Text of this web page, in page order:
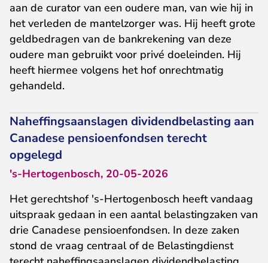
aan de curator van een oudere man, van wie hij in
het verleden de mantelzorger was. Hij heeft grote
geldbedragen van de bankrekening van deze
oudere man gebruikt voor privé doeleinden. Hij
heeft hiermee volgens het hof onrechtmatig
gehandeld.
Naheffingsaanslagen dividendbelasting aan
Canadese pensioenfondsen terecht
opgelegd
's-Hertogenbosch, 20-05-2026
Het gerechtshof 's-Hertogenbosch heeft vandaag
uitspraak gedaan in een aantal belastingzaken van
drie Canadese pensioenfondsen. In deze zaken
stond de vraag centraal of de Belastingdienst